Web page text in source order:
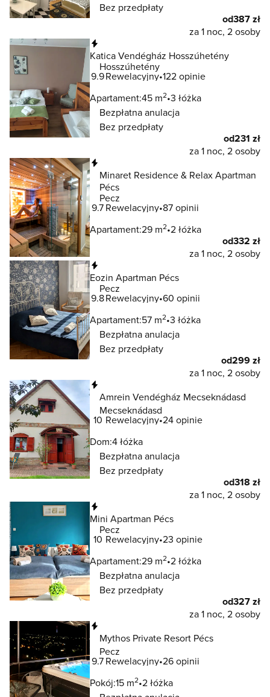
Bez przedpłaty
od387 zł
za 1 noc, 2 osoby
Katica Vendégház Hosszúhetény
Hosszúhetény
9.9Rewelacyjny 122 opinie
Apartament:45 m2 3 łóżka
Bezpłatna anulacja
Bez przedpłaty
od231 zł
za 1 noc, 2 osoby
Minaret Residence & Relax Apartman
Pécs
Pecz
9.7Rewelacyjny 87 opinii
Apartament:29 m2 2 łóżka
od332 zł
za 1 noc, 2 osoby
Eozin Apartman Pécs
Pecz
9.8Rewelacyjny 60 opinii
Apartament:57 m2 3 łóżka
Bezpłatna anulacja
Bez przedpłaty
od299 zł
za 1 noc, 2 osoby
Amrein Vendégház Mecseknádasd
Mecseknádasd
10 Rewelacyjny 24 opinie
Dom:4 łóżka
Bezpłatna anulacja
Bez przedpłaty
od318 zł
za 1 noc, 2 osoby
Mini Apartman Pécs
Pecz
10 Rewelacyjny 23 opinie
Apartament:29 m2 2 łóżka
Bezpłatna anulacja
Bez przedpłaty
od327 zł
za 1 noc, 2 osoby
Mythos Private Resort Pécs
Pecz
9.7Rewelacyjny 26 opinii
Pokój:15 m2 2 łóżka